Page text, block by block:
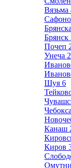
Вязьма
Брянск
Почеп
Унеча 2
Шуя 6
Канаш
Киров